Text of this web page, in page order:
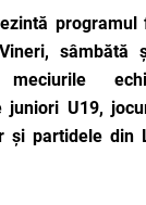
programul
sâmbătă
juniori U19,
și partidele din